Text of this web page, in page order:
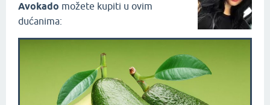
Avokado možete kupiti u ovim
dućanima: